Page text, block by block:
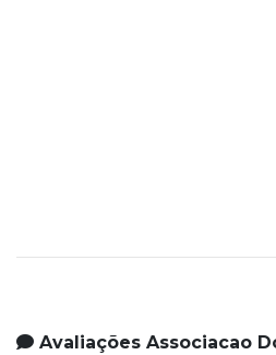
Avaliações Associacao